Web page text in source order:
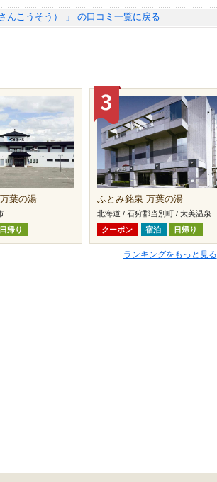
んこうそう） 」 の口コミ一覧に戻る
葉の湯
日帰り
ふとみ銘泉 万葉の湯
北海道 / 石狩郡当別町 / 太美温泉
クーポン
宿泊 日帰り
ランキングをもっと見る